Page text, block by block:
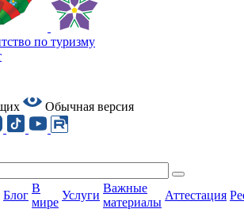
по туризму
Обычная версия
Блог
В
мире
Услуги
Важные
материалы
Аттестация